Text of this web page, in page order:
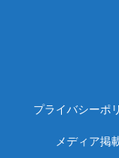
プライバシーポ
メディア掲